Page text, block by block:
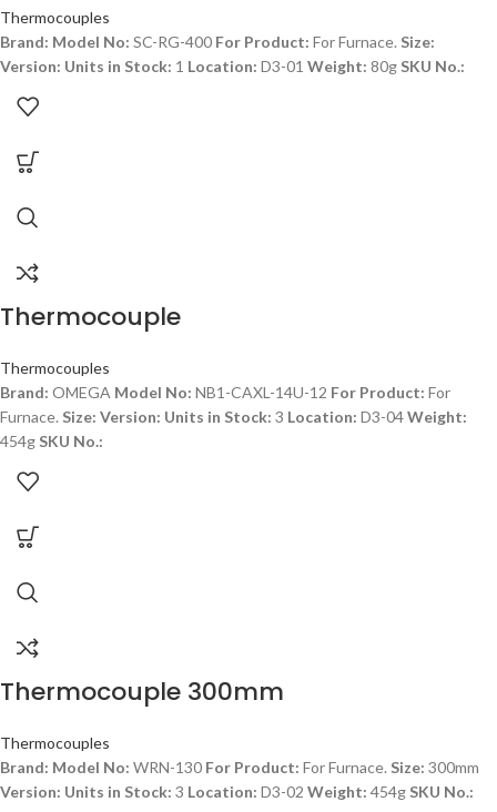
Thermocouples
Brand: Model No: SC-RG-400 For Product: For Furnace. Size:
Version: Units in Stock: 1 Location: D3-01 Weight: 80g SKU No.:
Thermocouple
Thermocouples
Brand: OMEGA Model No: NB1-CAXL-14U-12 For Product: For
Furnace. Size: Version: Units in Stock: 3 Location: D3-04Weight:
454g SKU No.:
Thermocouple 300mm
Thermocouples
Brand: Model No: WRN-130 For Product: For Furnace. Size: 300mm
Version: Units in Stock: 3 Location: D3-02 Weight: 454g SKU No.: